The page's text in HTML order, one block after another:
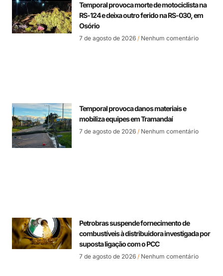
Temporal provoca morte de motociclista na
RS-124 e deixa outro ferido na RS-030, em
Osório
7 de agosto de 2026 Nenhum comentário
Temporal provoca danos materiais e
mobiliza equipes em Tramandaí
7 de agosto de 2026 Nenhum comentário
Petrobras suspende fornecimento de
combustíveis à distribuidora investigada por
suposta ligação com o PCC
7 de agosto de 2026 Nenhum comentário